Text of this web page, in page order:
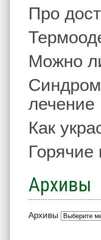
Про
Можно
лечение
Как
Горячие
Архивы
Архивы